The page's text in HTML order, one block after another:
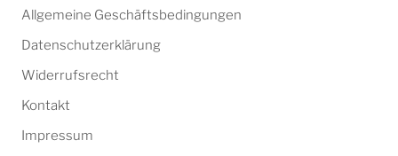
Allgemeine Geschäftsbedingungen
Datenschutzerklärung
Widerrufsrecht
Kontakt
Impressum